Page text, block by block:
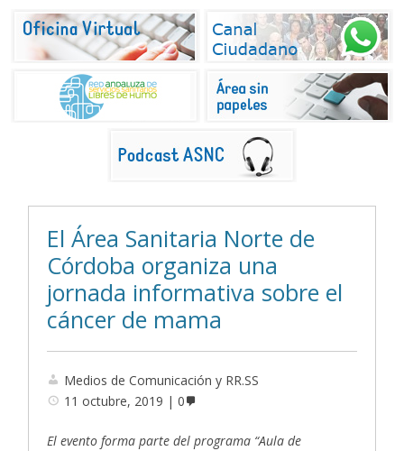
El Área Sanitaria Norte de
Córdoba organiza una
jornada informativa sobre el
cáncer de mama
Medios de Comunicación y RR.SS
11 octubre, 2019
0
El evento forma parte del programa “Aula de